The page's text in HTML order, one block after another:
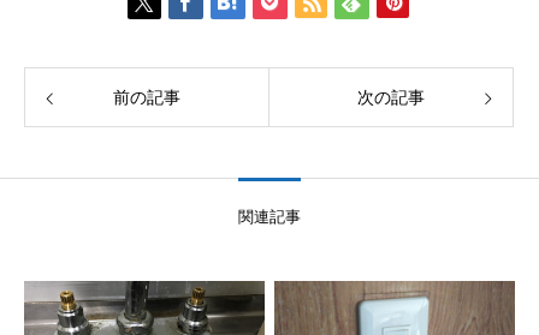
前の記事 次の記事
関連記事